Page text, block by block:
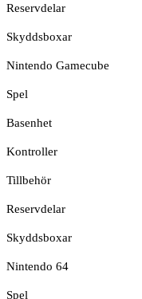
Reservdelar
Skyddsboxar
Nintendo Gamecube
Spel
Basenhet
Kontroller
Tillbehör
Reservdelar
Skyddsboxar
Nintendo 64
Spel